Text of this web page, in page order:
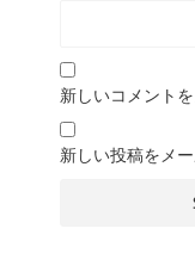
新しいコメント
新しい投稿をメ